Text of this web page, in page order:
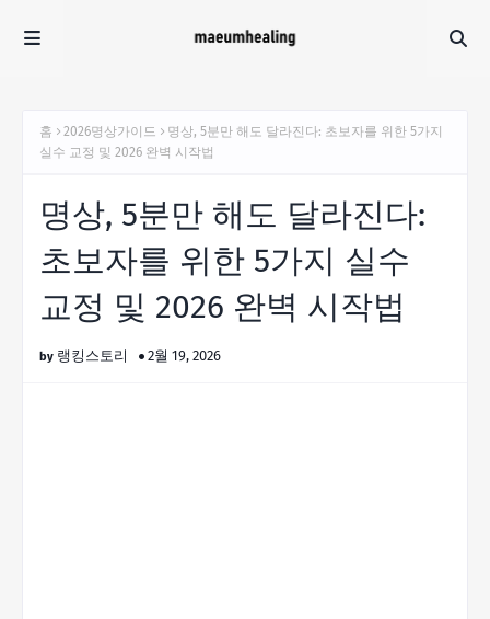
홈 2026명상가이드
명상, 5분만 해도 달라진다: 초보자를 위한 5가지
실수 교정 및 2026 완벽 시작법
명상, 5분만 해도 달라진다:
초보자를 위한 5가지 실수
교정 및 2026 완벽 시작법
랭킹스토리 2월 19, 2026